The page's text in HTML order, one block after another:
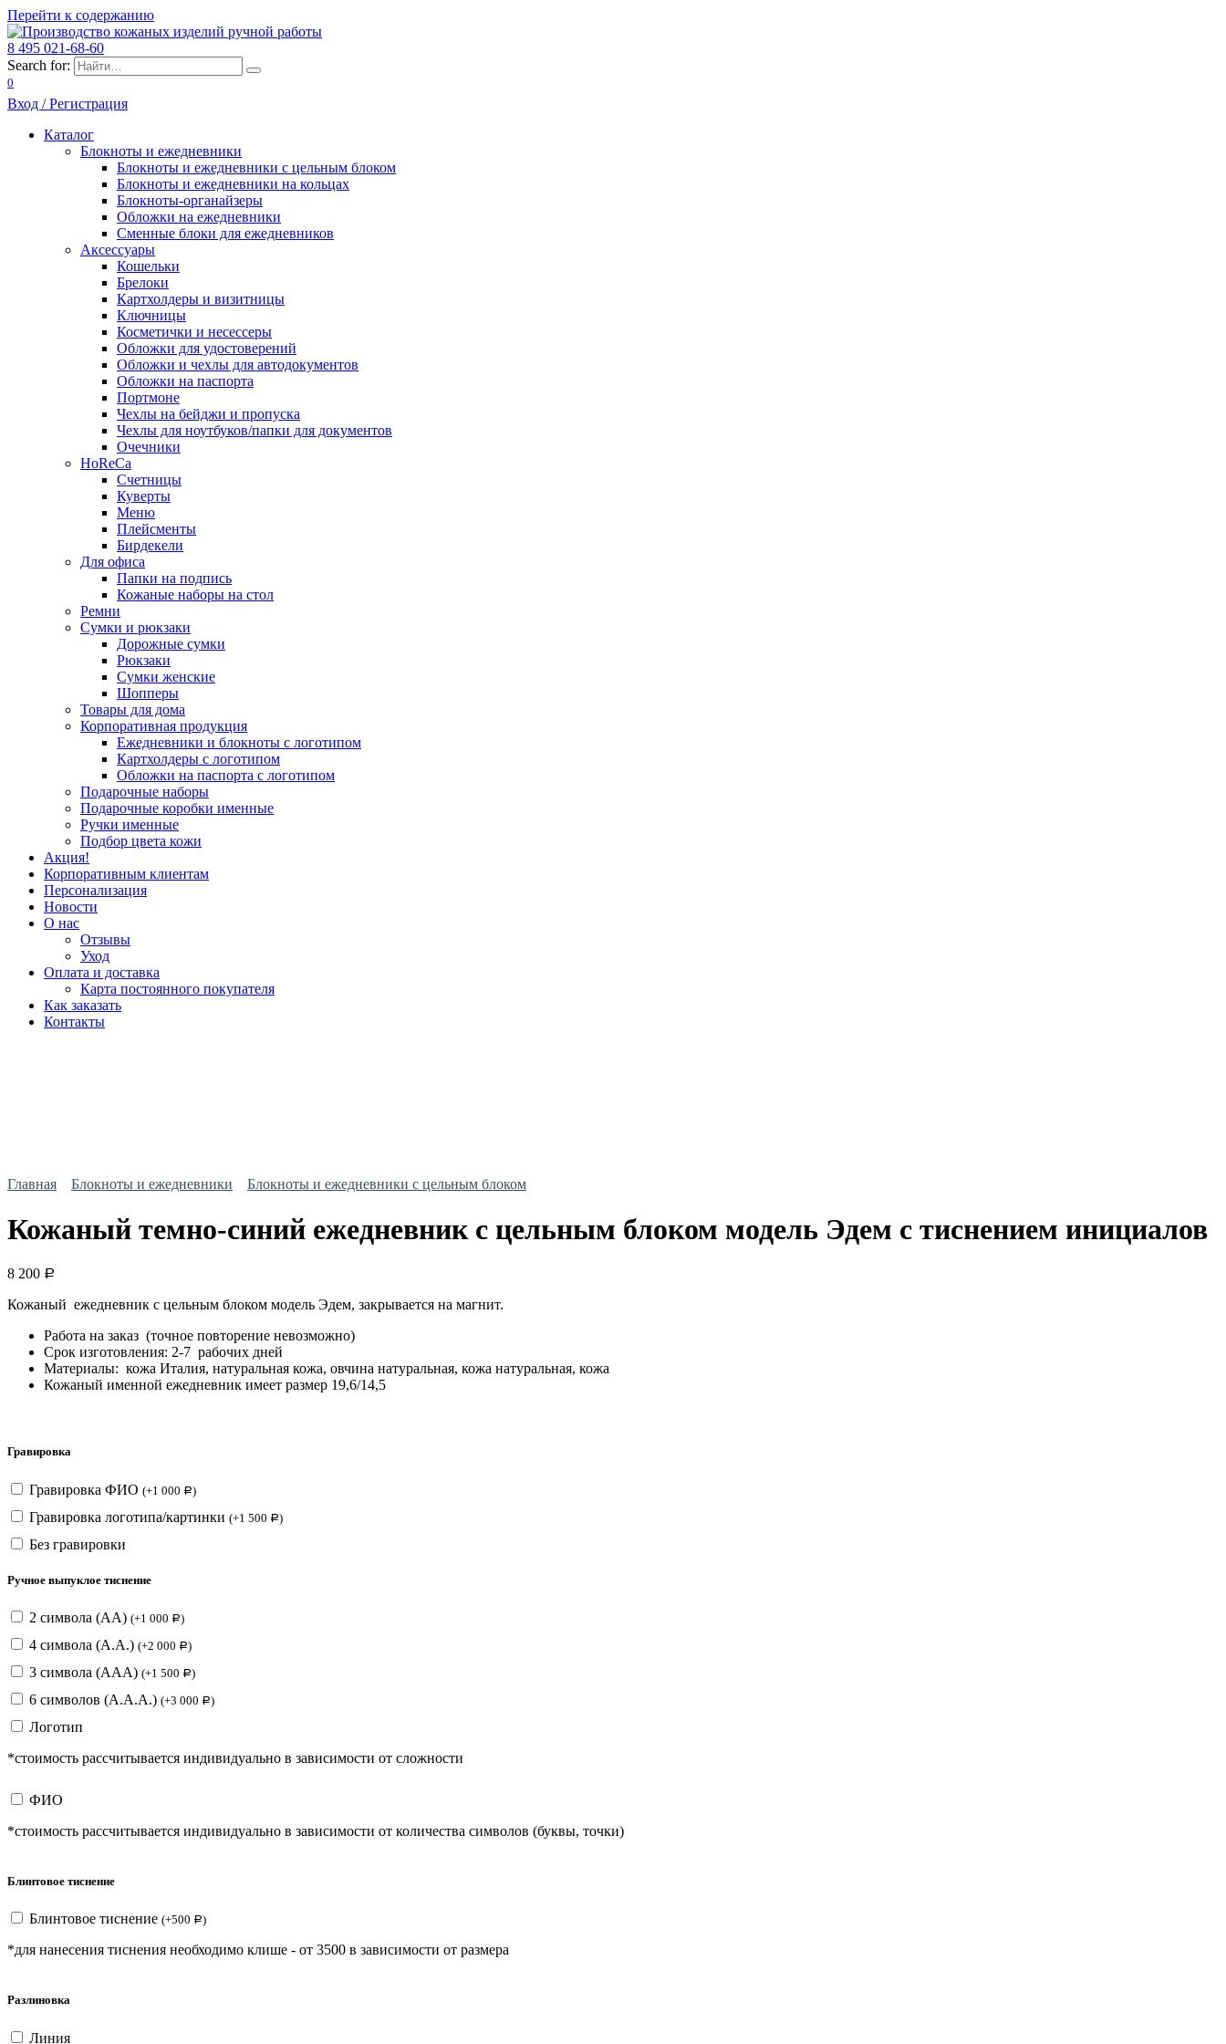
Перейти к содержанию
8 495 021-68-60
Search for:
0
Вход / Регистрация
Каталог
Блокноты и ежедневники
Блокноты и ежедневники с цельным блоком
Блокноты и ежедневники на кольцах
Блокноты-органайзеры
Обложки на ежедневники
Сменные блоки для ежедневников
Аксессуары
Кошельки
Брелоки
Картхолдеры и визитницы
Ключницы
Косметички и несессеры
Обложки для удостоверений
Обложки и чехлы для автодокументов
Обложки на паспорта
Портмоне
Чехлы на бейджи и пропуска
Чехлы для ноутбуков/папки для документов
Очечники
HoReCa
Счетницы
Куверты
Меню
Плейсменты
Бирдекели
Для офиса
Папки на подпись
Кожаные наборы на стол
Ремни
Сумки и рюкзаки
Дорожные сумки
Рюкзаки
Сумки женские
Шопперы
Товары для дома
Корпоративная продукция
Ежедневники и блокноты с логотипом
Картхолдеры с логотипом
Обложки на паспорта с логотипом
Подарочные наборы
Подарочные коробки именные
Ручки именные
Подбор цвета кожи
Акция!
Корпоративным клиентам
Персонализация
Новости
О нас
Отзывы
Уход
Оплата и доставка
Карта постоянного покупателя
Как заказать
Контакты
Главная Блокноты и ежедневники Блокноты и ежедневники с цельным блоком
Кожаный темно-синий ежедневник с цельным блоком модель Эдем с тиснением инициалов
8 200 Р
Кожаный ежедневник с цельным блоком модель Эдем, закрывается на магнит.
Работа на заказ (точное повторение невозможно)
Срок изготовления: 2-7 рабочих дней
Материалы: кожа Италия, натуральная кожа, овчина натуральная, кожа натуральная, кожа
Кожаный именной ежедневник имеет размер 19,6/14,5
Гравировка
Гравировка ФИО (+1 000 Р)
Гравировка логотипа/картинки (+1 500 Р)
Без гравировки
Ручное выпуклое тиснение
2 символа (АА) (+1 000 Р)
4 символа (А.А.) (+2 000 Р)
3 символа (ААА) (+1 500 Р)
6 символов (А.А.А.) (+3 000 Р)
Логотип
*стоимость рассчитывается индивидуально в зависимости от сложности
ФИО
*стоимость рассчитывается индивидуально в зависимости от количества символов (буквы, точки)
Блинтовое тиснение
Блинтовое тиснение (+500 Р)
*для нанесения тиснения необходимо клише - от 3500 в зависимости от размера
Разлиновка
Линия